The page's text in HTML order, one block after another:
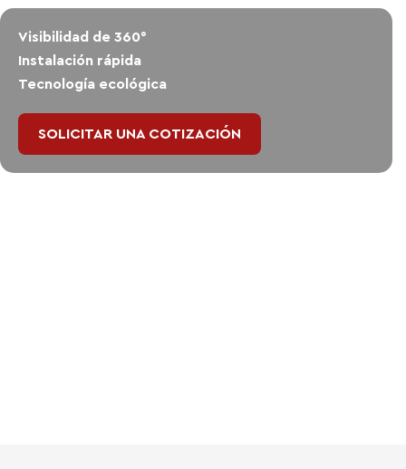
Visibilidad de 360°
Instalación rápida
Tecnología ecológica
SOLICITAR UNA COTIZACIÓN